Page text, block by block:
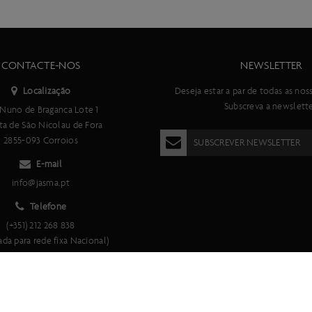
CONTACTE-NOS
Localização
de Braganca Lote 1
de São Nicolau de Fora
2855-093 Corroios
E-mail
info@jasma.pt
Telefone
(+351) 212 268 838
para rede fixa Nacional)
NEWSLETTER
Deseja estar a par de todas as
Subscreva a
SUBSCREVER NEWSLETTER